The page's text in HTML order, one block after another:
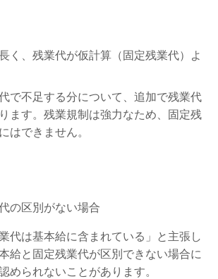
く、残業代が仮計算（固定残業代）よ
で不足する分について、追加で残業代
ます。残業規制は強力なため、固定残
はできません。
の区別がない場合
代は基本給に含まれている」と主張し
給と固定残業代が区別できない場合に
められないことがあります。